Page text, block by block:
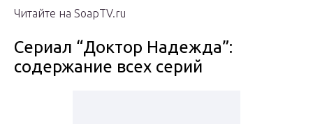
Читайте на SoapTV.ru
Сериал “Доктор Надежда”:
содержание всех серий